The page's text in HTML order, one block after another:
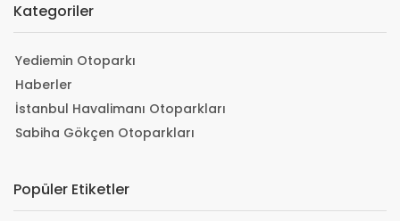
Kategoriler
Yediemin Otoparkı
Haberler
İstanbul Havalimanı Otoparkları
Sabiha Gökçen Otoparkları
Popüler Etiketler